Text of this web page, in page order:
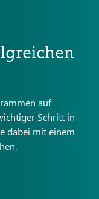
auf
Schritt in
dabei mit einem